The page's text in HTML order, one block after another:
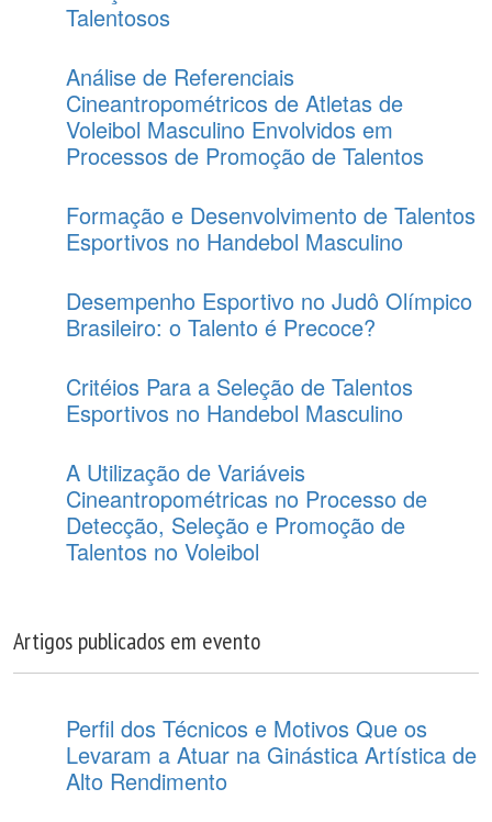
Talentosos
Análise de Referenciais
Cineantropométricos de Atletas de
Voleibol Masculino Envolvidos em
Processos de Promoção de Talentos
Formação e Desenvolvimento de Talentos
Esportivos no Handebol Masculino
Desempenho Esportivo no Judô Olímpico
Brasileiro: o Talento é Precoce?
Critéios Para a Seleção de Talentos
Esportivos no Handebol Masculino
A Utilização de Variáveis
Cineantropométricas no Processo de
Detecção, Seleção e Promoção de
Talentos no Voleibol
Artigos publicados em evento
Perfil dos Técnicos e Motivos Que os
Levaram a Atuar na Ginástica Artística de
Alto Rendimento